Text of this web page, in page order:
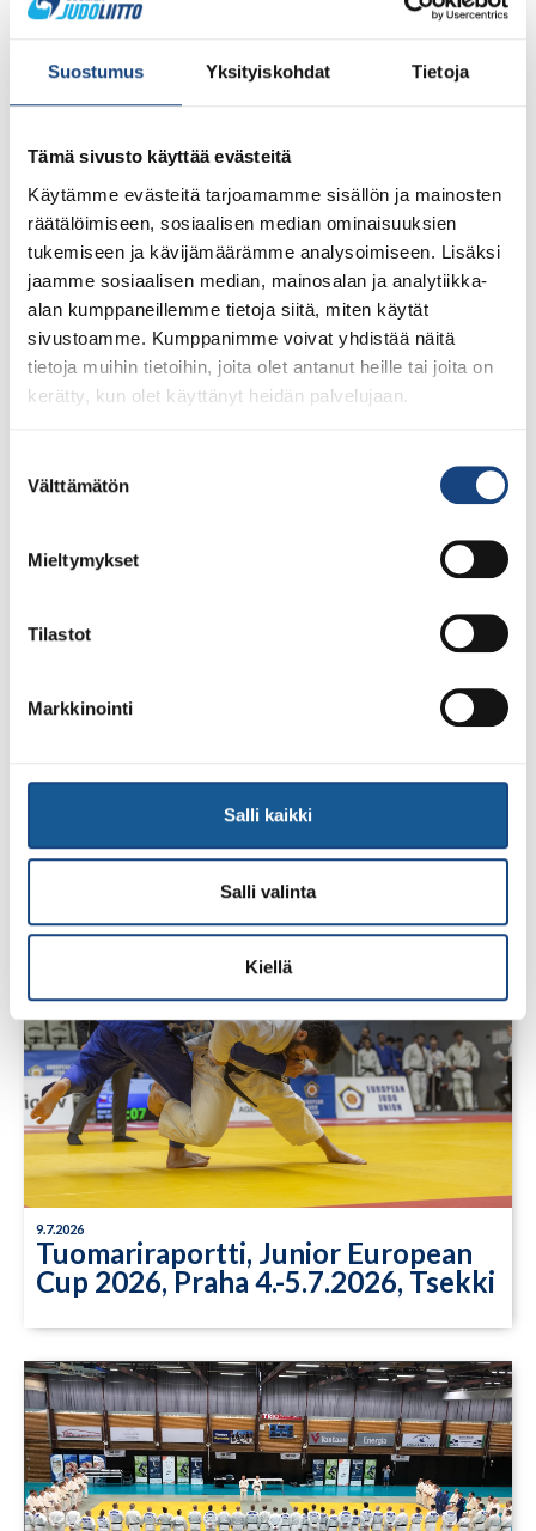
Suostumus Yksityiskohdat Tietoja
Tämä sivusto käyttää evästeitä
Käytämme evästeitä tarjoamamme sisällön ja mainosten
räätälöimiseen, sosiaalisen median ominaisuuksien
tukemiseen ja kävijämäärämme analysoimiseen. Lisäksi
jaamme sosiaalisen median, mainosalan ja analytiikka-
alan kumppaneillemme tietoja siitä, miten käytät
sivustoamme. Kumppanimme voivat yhdistää näitä
tietoja muihin tietoihin, joita olet antanut heille tai joita on
kerätty, kun olet käyttänyt heidän palvelujaan.
valinta
Välttämätön
Mieltymykset
Tilastot
Markkinointi
Salli kaikki
Salli valinta
Kiellä
23.7.2026
Tuomariraportti Swedish A-Judo/VI
Open 2026, 14.-17.5.2026,
Lindesberg, Ruotsi
alle 21-vuotiaiden European
9.7.2026
Tuomariraportti, Junior European
Cup 2026, Praha 4.-5.7.2026, Tsekki